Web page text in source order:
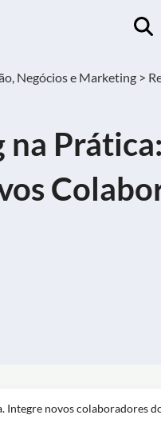
Negócios e Marketing >
novos colaboradores